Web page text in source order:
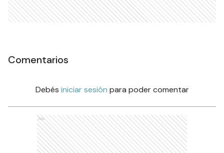
Comentarios
Debés iniciar sesión para poder comentar
Ads